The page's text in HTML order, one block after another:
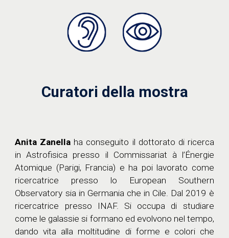
Curatori della mostra
Anita Zanella ha conseguito il dottorato di ricerca
in Astrofisica presso il Commissariat à l’Énergie
Atomique (Parigi, Francia) e ha poi lavorato come
ricercatrice presso lo European Southern
Observatory sia in Germania che in Cile. Dal 2019 è
ricercatrice presso INAF. Si occupa di studiare
come le galassie si formano ed evolvono nel tempo,
dando vita alla moltitudine di forme e colori che